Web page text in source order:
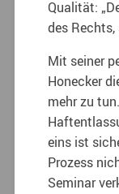
Qualität:
des Rechts,
Mit seiner
Honecker
mehr zu
eins ist
Prozess
Seminar